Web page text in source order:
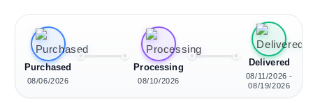
Purchased
08/06/2026
Processing
08/10/2026
Delivered
08/11/2026 -
08/19/2026